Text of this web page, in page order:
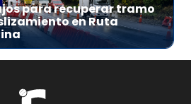
para recuperar tramo
en Ruta